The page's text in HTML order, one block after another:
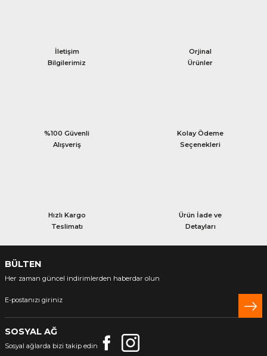
İletişim
Bilgilerimiz
Orjinal
Ürünler
%100 Güvenli
Alışveriş
Kolay Ödeme
Seçenekleri
Hızlı Kargo
Teslimatı
Ürün İade ve
Detayları
BÜLTEN
Her zaman güncel indirimlerden haberdar olun
SOSYAL AĞ
Sosyal ağlarda bizi takip edin